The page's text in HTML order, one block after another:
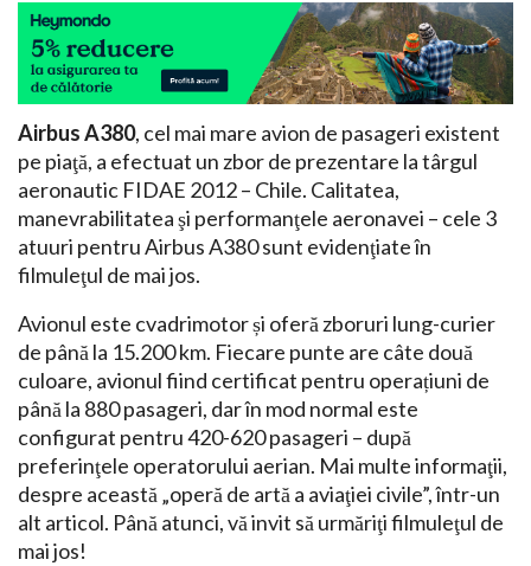
Airbus A380, cel mai mare avion de pasageri existent
pe piaţă, a efectuat un zbor de prezentare la târgul
aeronautic FIDAE 2012 – Chile. Calitatea,
manevrabilitatea şi performanţele aeronavei – cele 3
atuuri pentru Airbus A380 sunt evidenţiate în
filmuleţul de mai jos.
Avionul este cvadrimotor și oferă zboruri lung-curier
de până la 15.200 km. Fiecare punte are câte două
culoare, avionul fiind certificat pentru operațiuni de
până la 880 pasageri, dar în mod normal este
configurat pentru 420-620 pasageri – după
preferinţele operatorului aerian. Mai multe informaţii,
despre această „operă de artă a aviaţiei civile”, într-un
alt articol. Până atunci, vă invit să urmăriţi filmuleţul de
mai jos!